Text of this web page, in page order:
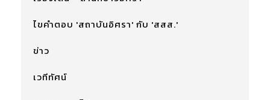
ไขคำตอบ 'สถาบันอิศรา' กับ 'สสส.'
ข่าว
เวทีทัศน์